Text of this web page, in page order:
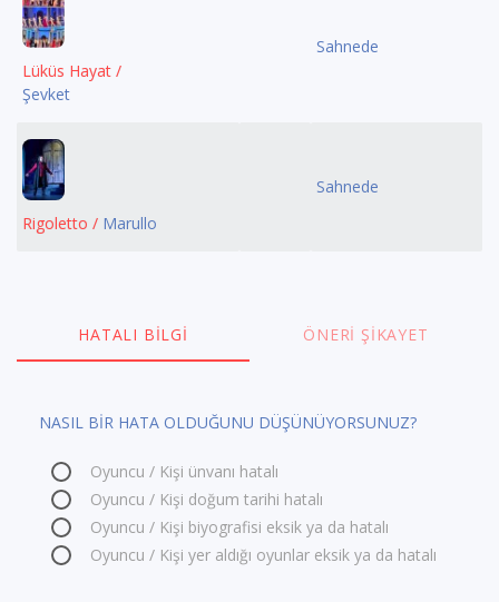
Lüküs Hayat /
Şevket
Sahnede
Rigoletto / Marullo
Sahnede
HATALI BILGI ÖNERI ŞIKAYET
NASIL BİR HATA OLDUĞUNU DÜŞÜNÜYORSUNUZ?
Oyuncu / Kişi ünvanı hatalı
Oyuncu / Kişi doğum tarihi hatalı
Oyuncu / Kişi biyografisi eksik ya da hatalı
Oyuncu / Kişi yer aldığı oyunlar eksik ya da hatalı